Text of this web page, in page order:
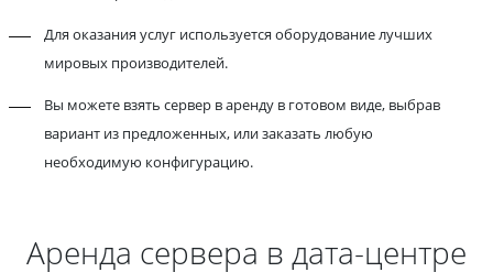
Для оказания услуг используется оборудование лучших
мировых производителей.
Вы можете взять сервер в аренду в готовом виде, выбрав
вариант из предложенных, или заказать любую
необходимую конфигурацию.
Аренда сервера в дата-центре